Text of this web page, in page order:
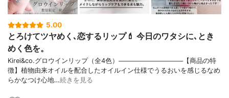
5.00
とろけてツヤめく､恋するリップ💄 今日のワタシに､とき
めく色を。
Kirei&co.グロウインリップ（全4色）──────────────【商品の特
徴】植物由来オイルを配合したオイルイン仕様でうるおいを感じるなめ
らかなつけ心地…続きを見る